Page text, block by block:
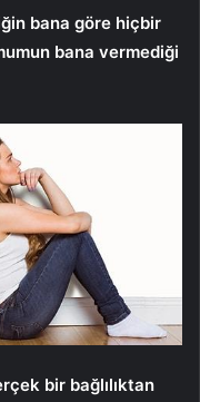
bana göre hiçbir
bana vermediği
bir bağlılıktan